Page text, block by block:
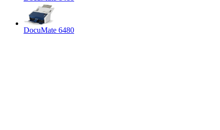
DocuMate 6480